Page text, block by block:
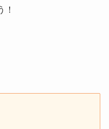
！